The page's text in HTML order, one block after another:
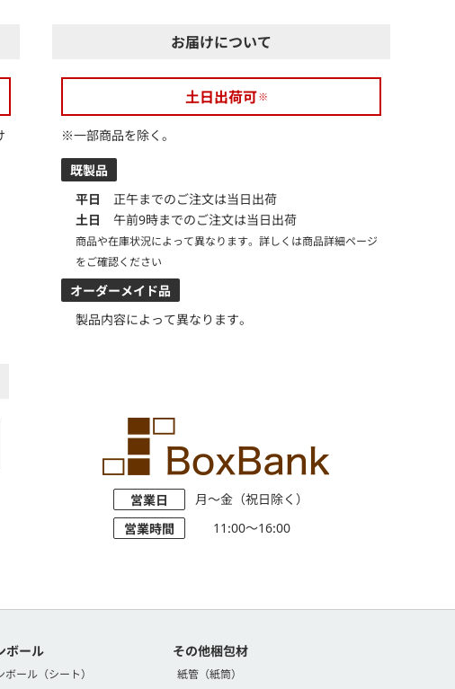
お届けについて
土日出荷可
※一部商品を除く。
既製品
平日 正午までのご注文は当日出荷
土日 午前9時までのご注文は当日出荷
商品や在庫状況によって異なります。詳しくは商品詳細ページ
をご確認ください
オーダーメイド品
製品内容によって異なります。
営業日
月～金（祝日除く）
営業時間
11:00～16:00
ボール
ボール（シート）
その他梱包材
紙管（紙筒）